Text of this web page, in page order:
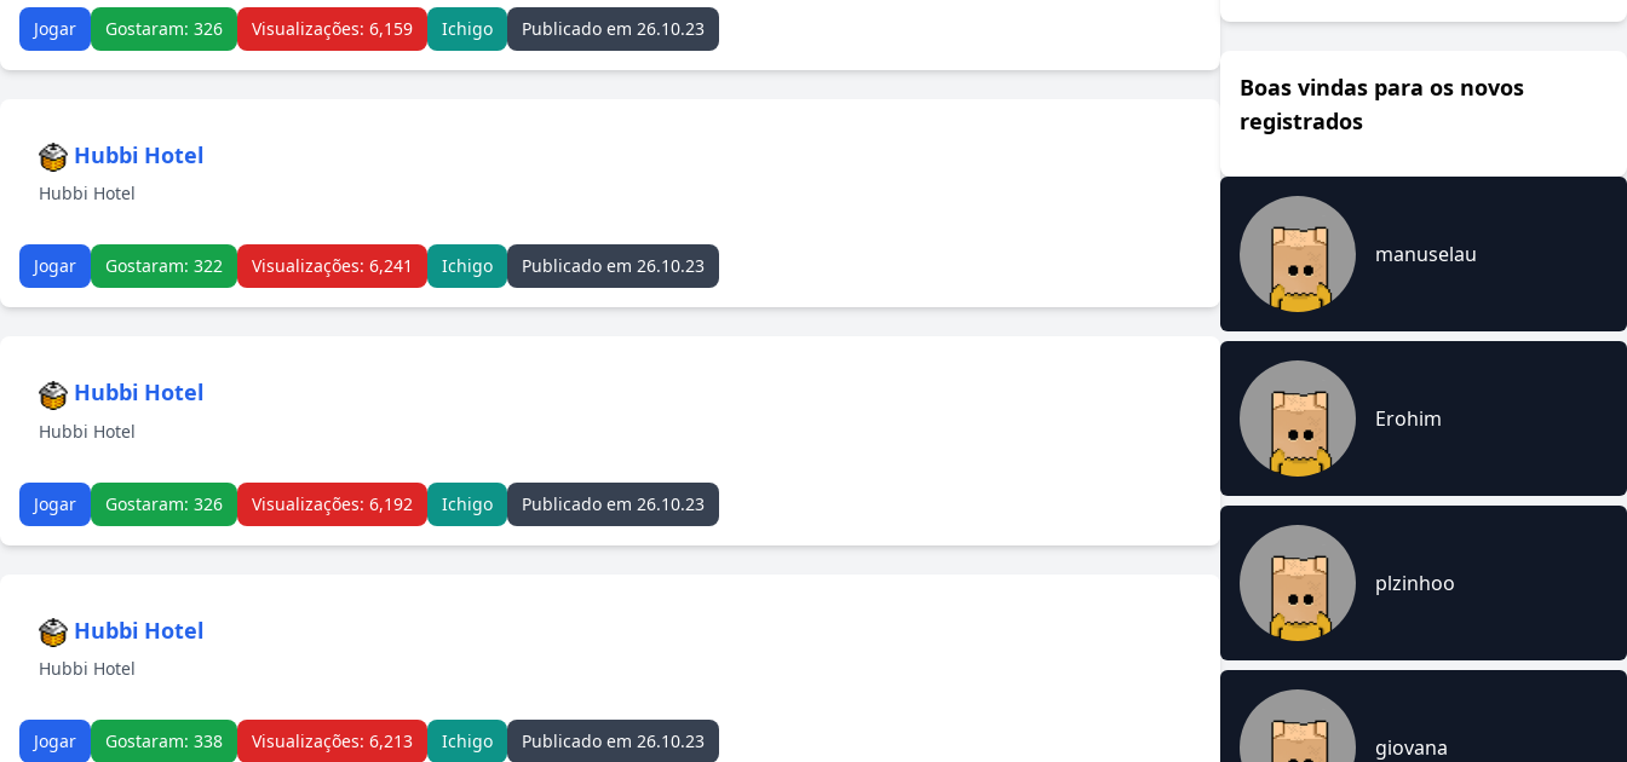
Jogar Gostaram: 326 Visualizações: 6,159 Ichigo Publicado em 26.10.23
Hubbi Hotel
Hubbi Hotel
Jogar Gostaram: 322 Visualizações: 6,241 Ichigo Publicado em 26.10.23
Hubbi Hotel
Hubbi Hotel
Jogar Gostaram: 326 Visualizações: 6,192 Ichigo Publicado em 26.10.23
Hubbi Hotel
Hubbi Hotel
Jogar Gostaram: 338 Visualizações: 6,213 Ichigo Publicado em 26.10.23
Boas vindas para os novos
registrados
manuselau
Erohim
plzinhoo
giovana